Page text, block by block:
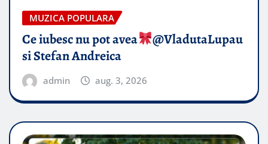
MUZICA POPULARA
Ce iubesc nu pot avea
​@VladutaLupau
si Stefan Andreica
admin aug. 3, 2026